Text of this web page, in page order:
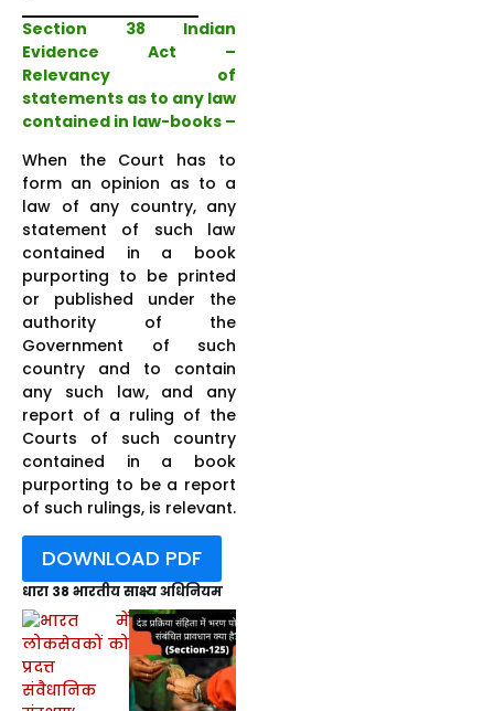
Section 38 Indian
Evidence Act –
Relevancy of
statements as to any law
contained in law-books –
When the Court has to
form an opinion as to a
law of any country, any
statement of such law
contained in a book
purporting to be printed
or published under the
authority of the
Government of such
country and to contain
any such law, and any
report of a ruling of the
Courts of such country
contained in a book
purporting to be a report
of such rulings, is relevant.
DOWNLOAD PDF
धारा 38 भारतीय साक्ष्य अधिनियम